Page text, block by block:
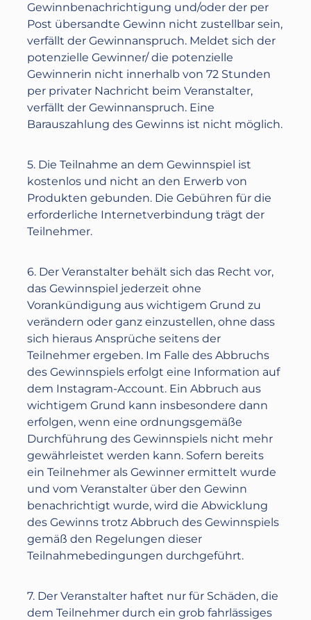
Gewinnbenachrichtigung und/oder der per
Post übersandte Gewinn nicht zustellbar sein,
verfällt der Gewinnanspruch. Meldet sich der
potenzielle Gewinner/ die potenzielle
Gewinnerin nicht innerhalb von 72 Stunden
per privater Nachricht beim Veranstalter,
verfällt der Gewinnanspruch. Eine
Barauszahlung des Gewinns ist nicht möglich.
5. Die Teilnahme an dem Gewinnspiel ist
kostenlos und nicht an den Erwerb von
Produkten gebunden. Die Gebühren für die
erforderliche Internetverbindung trägt der
Teilnehmer.
6. Der Veranstalter behält sich das Recht vor,
das Gewinnspiel jederzeit ohne
Vorankündigung aus wichtigem Grund zu
verändern oder ganz einzustellen, ohne dass
sich hieraus Ansprüche seitens der
Teilnehmer ergeben. Im Falle des Abbruchs
des Gewinnspiels erfolgt eine Information auf
dem Instagram-Account. Ein Abbruch aus
wichtigem Grund kann insbesondere dann
erfolgen, wenn eine ordnungsgemäße
Durchführung des Gewinnspiels nicht mehr
gewährleistet werden kann. Sofern bereits
ein Teilnehmer als Gewinner ermittelt wurde
und vom Veranstalter über den Gewinn
benachrichtigt wurde, wird die Abwicklung
des Gewinns trotz Abbruch des Gewinnspiels
gemäß den Regelungen dieser
Teilnahmebedingungen durchgeführt.
7. Der Veranstalter haftet nur für Schäden, die
dem Teilnehmer durch ein grob fahrlässiges